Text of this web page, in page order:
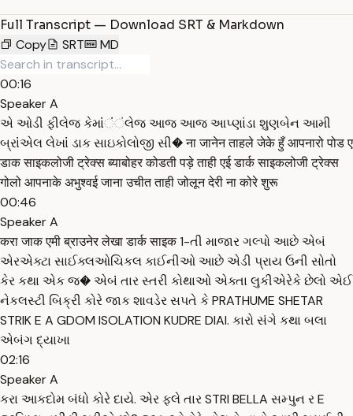
Full Transcript — Download SRT & Markdown
Copy
SRT MD
00:16
Speaker A
એ ઓડી ફીલેજ કેમાંંંંંલેજ આજ આજ આપ્ણાંડા શુણબેન આમી
બ્રાંંએલ લેખાંં ડાક સાઇકોલોજી સી� ना जानेन ताहले जेके हुँ आपनारो पोड ए
डाक साइकलोजी ट्रेक्स ब्याबोहर कोडती पड़े ताही एई डार्क साइकलोजी ट्रेक्स
गोलो आपनाके अभुश्वई जाना उचीत ताही जोलून देरी ना कोरे शुरू
00:46
Speaker A
करा जाक एमी ब्राउनेर लेखा डार्क साइक 1-તી માજાર ગલ્પો આછે એબં
એરએક્ટા સાઈક્લઓચિકલ કાઈનીઓ આછે એડી પ્રાય ઉની સોતો
કેર કથા એક જ� એબંં તાર સ્તરી કોથાઓ એક્તા લુકીએરેકે છેલો એઈ
નેકલસ્ટી બિક્રી કોરે જાક શાવડેર સપતે કે PRATHUME SHETAR
STRIK E A GDOM ISOLATION KUDRE DIAI. કારો સંગે કથા બલા
એબંગ દ્યાખા
02:16
Speaker A
કરા આકદોમ બંધો કોરે દાયે. એર ફલે તાર STRI BELLA સમ્પુન ર E